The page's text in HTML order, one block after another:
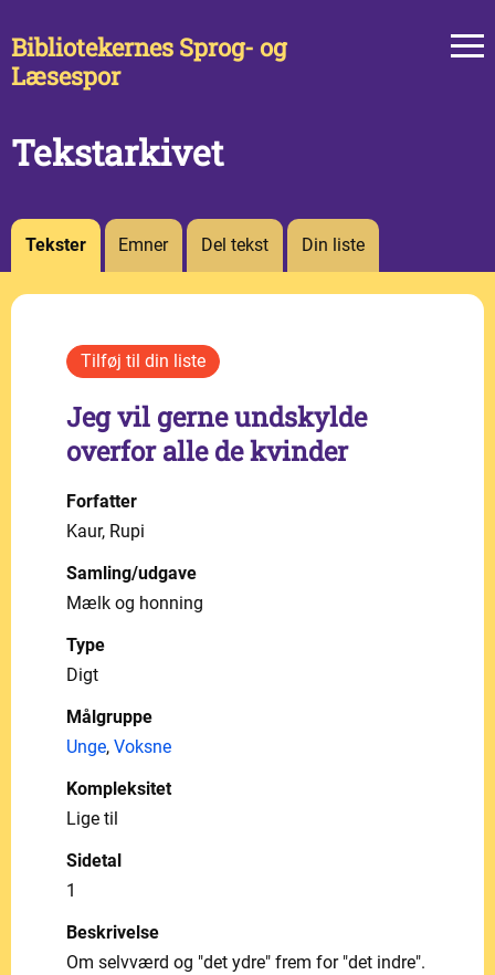
Bibliotekernes Sprog- og
Læsespor
Tekstarkivet
Tekster Emner Del tekst Din liste
Jeg vil gerne undskylde
overfor alle de kvinder
Forfatter
Kaur, Rupi
Samling/udgave
Mælk og honning
Type
Digt
Målgruppe
Unge, Voksne
Kompleksitet
Lige til
Sidetal
1
Beskrivelse
Om selvværd og "det ydre" frem for "det indre".